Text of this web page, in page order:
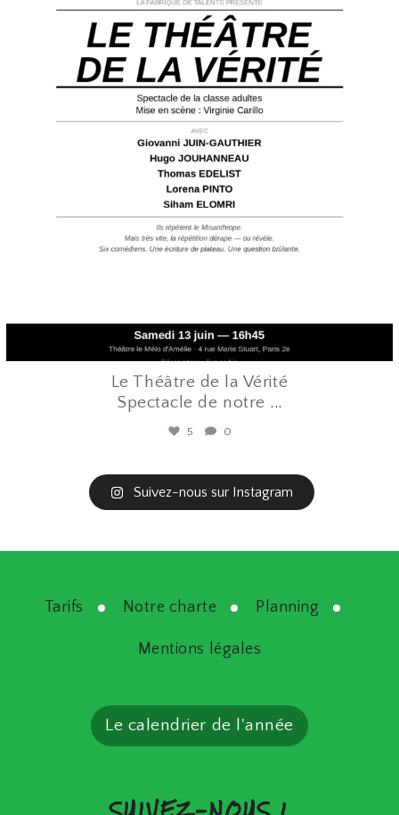
Juin 12
Le Théâtre de la Vérité
Spectacle de notre ...
5 0
Suivez-nous sur Instagram
Tarifs Notre charte Planning
Mentions légales
Le calendrier de l'année